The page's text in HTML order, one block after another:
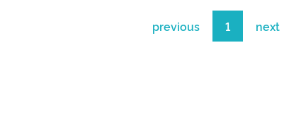
previous 1 next